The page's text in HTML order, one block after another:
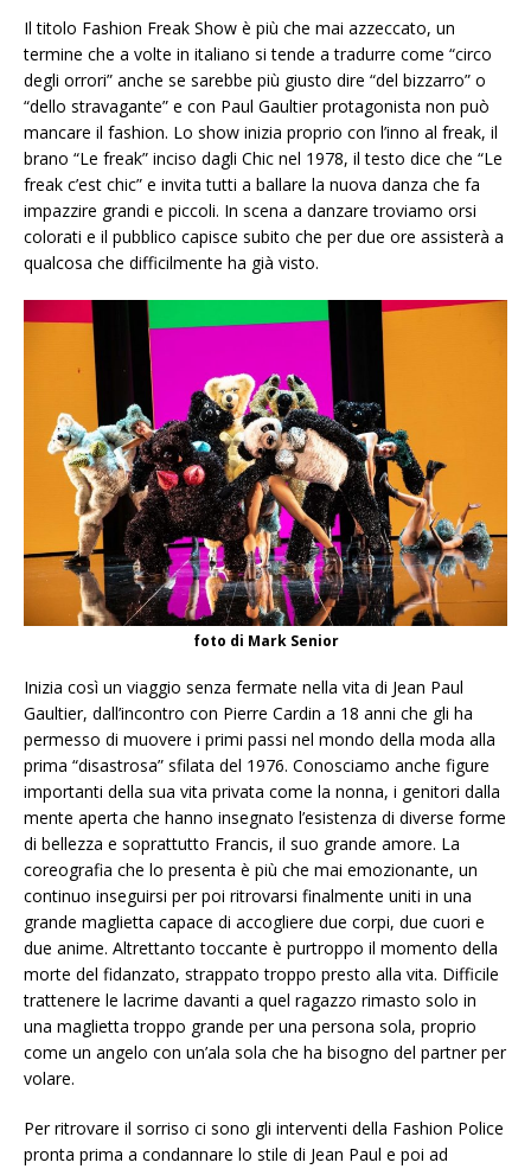
Il titolo Fashion Freak Show è più che mai azzeccato, un
termine che a volte in italiano si tende a tradurre come “circo
degli orrori” anche se sarebbe più giusto dire “del bizzarro” o
“dello stravagante” e con Paul Gaultier protagonista non può
mancare il fashion. Lo show inizia proprio con l’inno al freak, il
brano “Le freak” inciso dagli Chic nel 1978, il testo dice che “Le
freak c’est chic” e invita tutti a ballare la nuova danza che fa
impazzire grandi e piccoli. In scena a danzare troviamo orsi
colorati e il pubblico capisce subito che per due ore assisterà a
qualcosa che difficilmente ha già visto.
foto di Mark Senior
Inizia così un viaggio senza fermate nella vita di Jean Paul
Gaultier, dall’incontro con Pierre Cardin a 18 anni che gli ha
permesso di muovere i primi passi nel mondo della moda alla
prima “disastrosa” sfilata del 1976. Conosciamo anche figure
importanti della sua vita privata come la nonna, i genitori dalla
mente aperta che hanno insegnato l’esistenza di diverse forme
di bellezza e soprattutto Francis, il suo grande amore. La
coreografia che lo presenta è più che mai emozionante, un
continuo inseguirsi per poi ritrovarsi finalmente uniti in una
grande maglietta capace di accogliere due corpi, due cuori e
due anime. Altrettanto toccante è purtroppo il momento della
morte del fidanzato, strappato troppo presto alla vita. Difficile
trattenere le lacrime davanti a quel ragazzo rimasto solo in
una maglietta troppo grande per una persona sola, proprio
come un angelo con un’ala sola che ha bisogno del partner per
volare.
Per ritrovare il sorriso ci sono gli interventi della Fashion Police
pronta prima a condannare lo stile di Jean Paul e poi ad